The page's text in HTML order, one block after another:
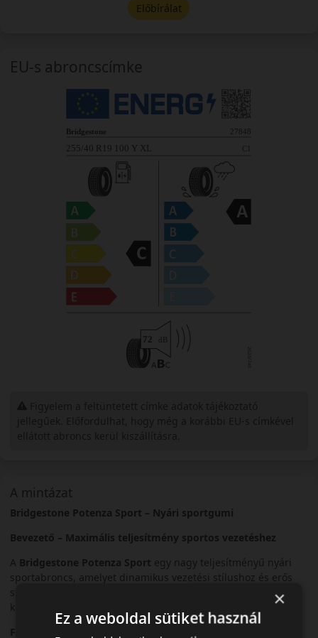
A mintázat
Bridgestone Potenza Sport – Nyári sportgumi
Bevezető – Maximális teljesítmény sportos vezetéshez
A Bridgestone Potenza Sport egy nagy teljesítményű nyári
sportabroncs, amelyet dinamikus vezetési stílushoz és erős
személyautókhoz fejlesztettek. Precíz irányíthatóságot és
kiemelkedő tapadást kínál.
Futófelület és tapadás
Előbírálat
EU-s abroncscímke
×
Ez a weboldal sütiket használ